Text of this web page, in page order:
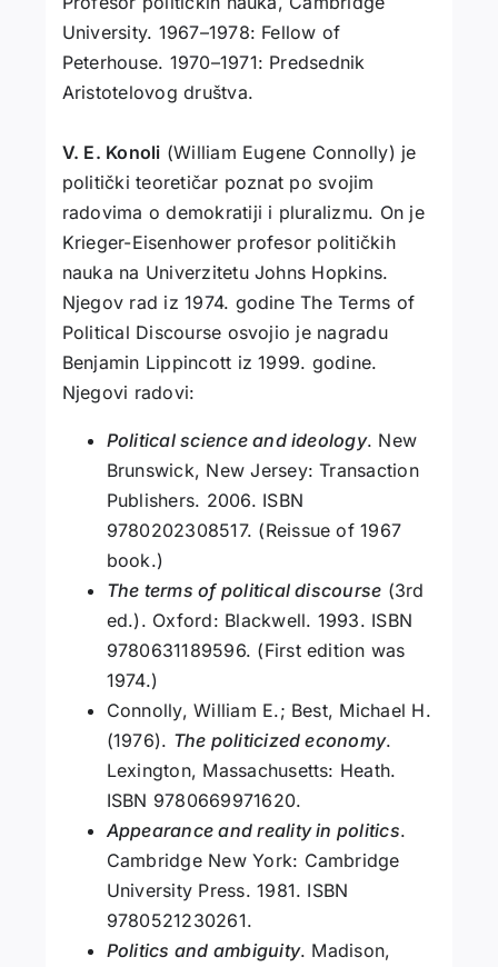
University. 1967–1978: Fellow of
Peterhouse. 1970–1971: Predsednik
Aristotelovog društva.
V. E. Konoli (William Eugene Connolly) je
politički teoretičar poznat po svojim
radovima o demokratiji i pluralizmu. On je
Krieger-Eisenhower profesor političkih
nauka na Univerzitetu Johns Hopkins.
Njegov rad iz 1974. godine The Terms of
Political Discourse osvojio je nagradu
Benjamin Lippincott iz 1999. godine.
Njegovi radovi:
Political science and ideology. New
Brunswick, New Jersey: Transaction
Publishers. 2006. ISBN
9780202308517. (Reissue of 1967
book.)
The terms of political discourse (3rd
ed.). Oxford: Blackwell. 1993. ISBN
9780631189596. (First edition was
1974.)
Connolly, William E.; Best, Michael H.
(1976). The politicized economy.
Lexington, Massachusetts: Heath.
ISBN 9780669971620.
Appearance and reality in politics.
Cambridge New York: Cambridge
University Press. 1981. ISBN
9780521230261.
Politics and ambiguity. Madison,